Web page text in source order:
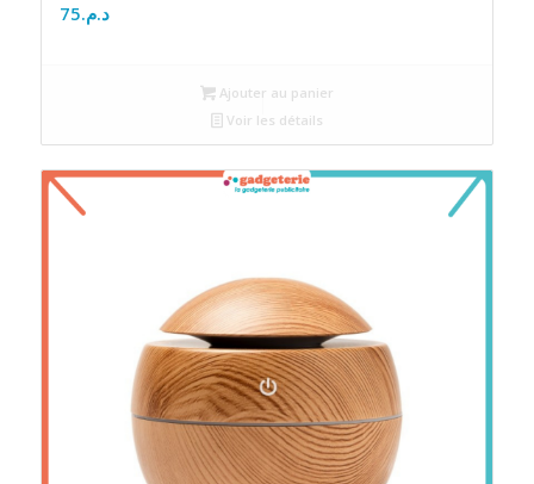
د.م.75
Ajouter au panier
Voir les détails